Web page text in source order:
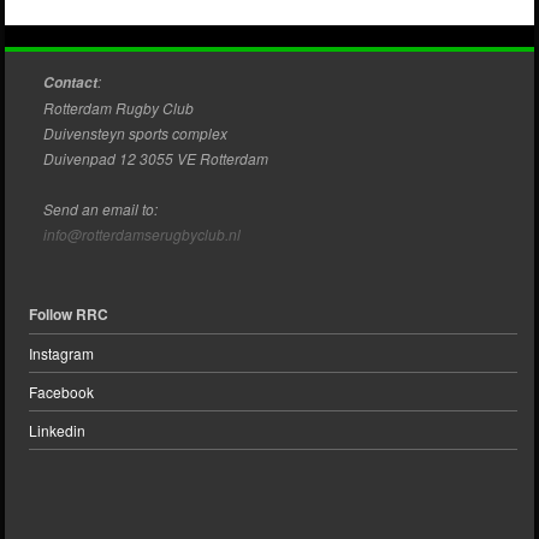
Post navigation
Contact:
Rotterdam Rugby Club
Duivensteyn sports complex
Duivenpad 12 3055 VE Rotterdam
Send an email to:
info@rotterdamserugbyclub.nl
Follow RRC
Instagram
Facebook
Linkedin